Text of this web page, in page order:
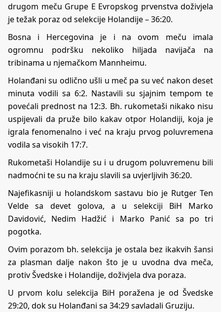
drugom meču Grupe E Evropskog prvenstva doživjela
je težak poraz od selekcije Holandije – 36:20.
Bosna i Hercegovina je i na ovom meču imala
ogromnu podršku nekoliko hiljada navijača na
tribinama u njemačkom Mannheimu.
Holanđani su odlično ušli u meč pa su već nakon deset
minuta vodili sa 6:2. Nastavili su sjajnim tempom te
povećali prednost na 12:3. Bh. rukometaši nikako nisu
uspijevali da pruže bilo kakav otpor Holandiji, koja je
igrala fenomenalno i već na kraju prvog poluvremena
vodila sa visokih 17:7.
Rukometaši Holandije su i u drugom poluvremenu bili
nadmoćni te su na kraju slavili sa uvjerljivih 36:20.
Najefikasniji u holandskom sastavu bio je Rutger Ten
Velde sa devet golova, a u selekciji BiH Marko
Davidović, Nedim Hadžić i Marko Panić sa po tri
pogotka.
Ovim porazom bh. selekcija je ostala bez ikakvih šansi
za plasman dalje nakon što je u uvodna dva meča,
protiv Švedske i Holandije, doživjela dva poraza.
U prvom kolu selekcija BiH poražena je od Švedske
29:20, dok su Holanđani sa 34:29 savladali Gruziju.